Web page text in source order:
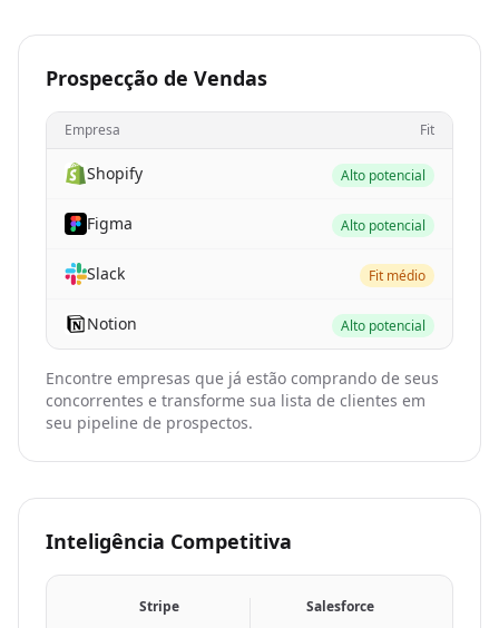
Prospecção de Vendas
Empresa Fit
Shopify Alto potencial
Figma Alto potencial
Slack Fit médio
Notion Alto potencial
Encontre empresas que já estão comprando de seus
concorrentes e transforme sua lista de clientes em
seu pipeline de prospectos.
Inteligência Competitiva
Stripe Salesforce